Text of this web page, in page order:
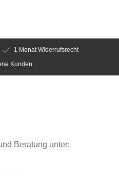
1 Monat Widerrufsrecht
Kunden
Beratung unter: